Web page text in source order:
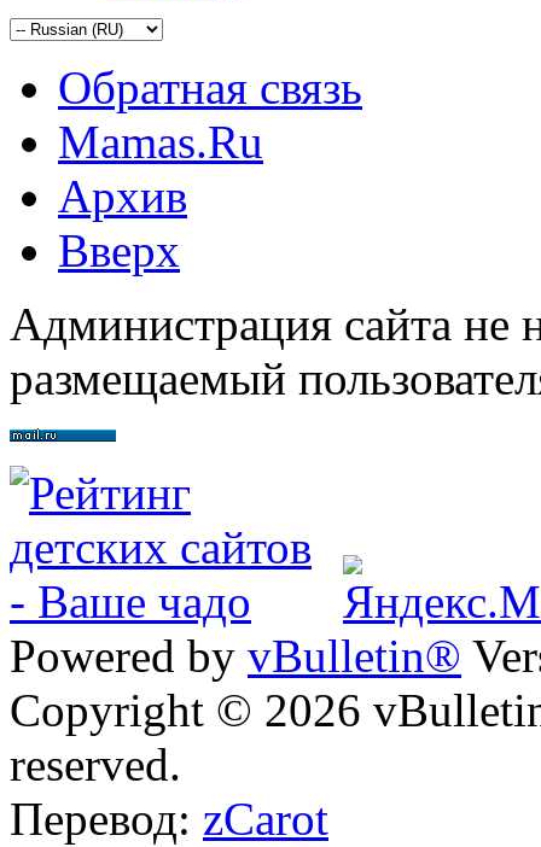
Обратная связь
Mamas.Ru
Архив
Вверх
Администрация сайта не
размещаемый
Powered by vBulletin®
Copyright © 2026
reserved.
Перевод: zCarot